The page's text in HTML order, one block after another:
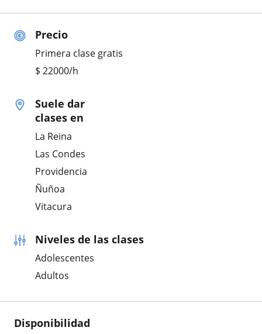
Precio
Primera clase gratis
$ 22000/h
Suele dar
clases en
La Reina
Las Condes
Providencia
Ñuñoa
Vitacura
Niveles de las clases
Adolescentes
Adultos
Disponibilidad